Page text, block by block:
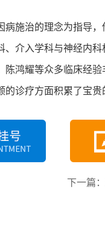
病施治的理念为指导
介入学科与神经内
鸿耀等众多临床经
诊疗方面积累了宝贵
下一篇